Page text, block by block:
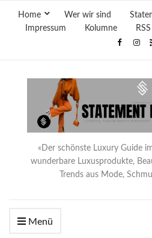
Home Wer wir sind
Impressum
Kolumne RSS
«Der schönste Luxury Guide
wunderbare Luxusprodukte,
Trends aus Mode,
Menü